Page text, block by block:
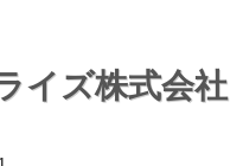
イズ株式会社